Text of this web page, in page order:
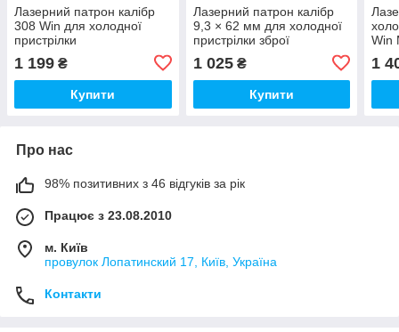
Лазерний патрон калібр
308 Win для холодної
пристрілки
1 199 ₴
Купити
Лазерний патрон калібр
9,3 × 62 мм для холодної
пристрілки зброї
1 025₴
Купити
Win
1
Про нас
98% позитивних з 46 відгуків за рік
Працює з 23.08.2010
м. Київ
провулок Лопатинский 17, Київ, Україна
Контакти